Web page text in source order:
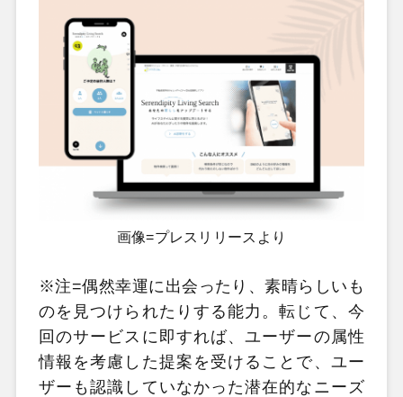
画像=プレスリリースより
※注=偶然幸運に出会ったり、素晴らしいも
のを見つけられたりする能力。転じて、今
回のサービスに即すれば、ユーザーの属性
情報を考慮した提案を受けることで、ユー
ザーも認識していなかった潜在的なニーズ